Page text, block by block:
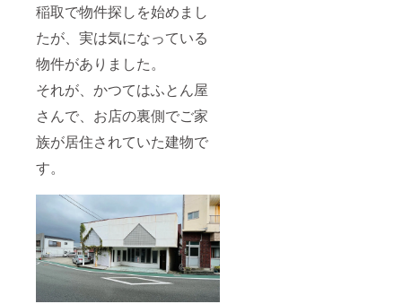
稲取で物件探しを始めまし
たが、実は気になっている
物件がありました。
それが、かつてはふとん屋
さんで、お店の裏側でご家
族が居住されていた建物で
す。